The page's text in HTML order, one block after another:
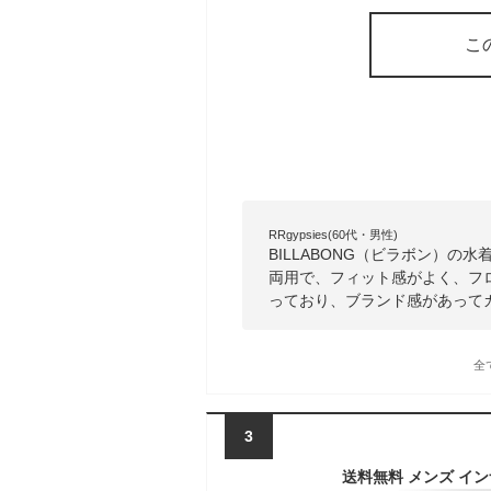
こ
RRgypsies(60代・男性)
BILLABONG（ビラボン）の水
両用で、フィット感がよく、
っており、ブランド感があって
全
3